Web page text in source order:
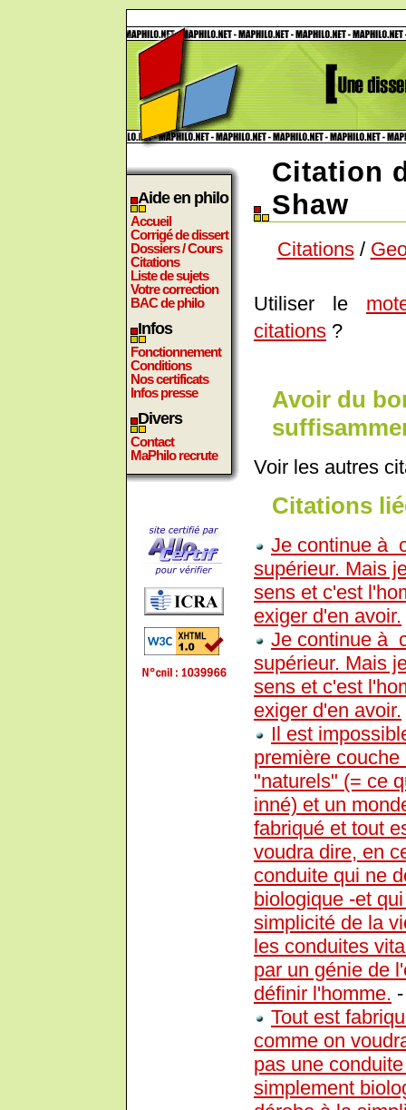
Aide en philo
Accueil
Corrigé de dissert
Dossiers / Cours
Citations
Liste de sujets
Votre correction
BAC de philo
Infos
Fonctionnement
Conditions
Nos certificats
Infos presse
Divers
Contact
MaPhilo recrute
Citation
Shaw
Citations/
Utiliser le
citations ?
Avoir du
Voir les autres
Citations
Je continue à
supérieur. Mais
sens et c'est
exiger d'en avoir.
Je continue à
supérieur. Mais
sens et c'est
exiger d'en avoir.
Il est
première
"naturels" (= ce
inné) et un
fabriqué et tout
voudra dire, en
conduite qui ne
biologique -et
simplicité de la
les conduites
par un génie de
définir l'homme.
Tout est
comme on
pas une
simplement